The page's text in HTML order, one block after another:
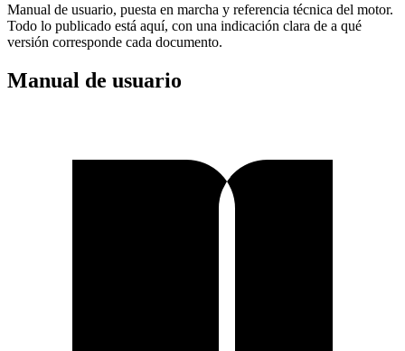
Manual de usuario, puesta en marcha y referencia técnica del motor.
Todo lo publicado está aquí, con una indicación clara de a qué
versión corresponde cada documento.
Manual de usuario